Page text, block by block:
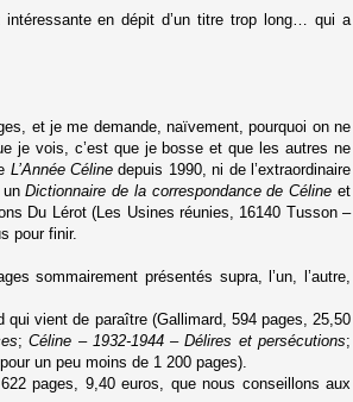
en dépit d’un titre trop long… qui a
et je me demande, naïvement, pourquoi on ne
je vois, c’est que je bosse et que les autres ne
L’Année Célinedepuis 1990, ni de l’extraordinaire
unDictionnaire de la correspondance de Céline et
Du Lérot (Les Usines réunies, 16140 Tusson –
pour finir.
sommairement présentés supra, l’un, l’autre,
qui vient de paraître (Gallimard, 594 pages, 25,50
;Céline – 1932-1944– Délires et persécutions;
un peu moins de 1 200 pages).
622 pages, 9,40 euros, que nous conseillons aux